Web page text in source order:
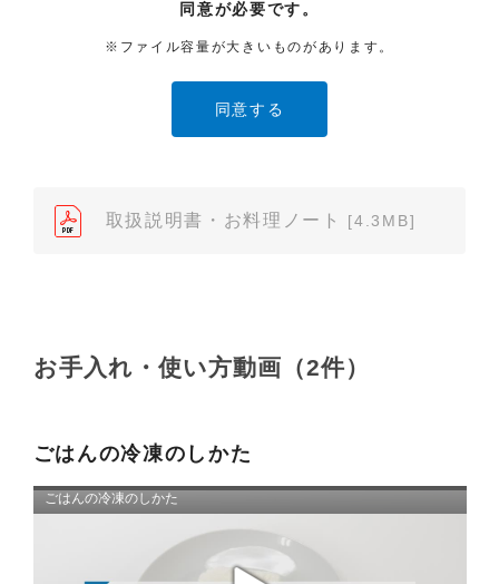
合に限り、閲覧またはダウンロードすることができ
ます。それ以外の目的での閲覧またはダウンロード
たり、また、配布することはできません。
（2）本サイトでは、データ提供が可能な取扱説明書
売店、また弊社「お客様ご相談センター」まで、ご
依頼いただきますようお願いします（※）。ただ
（3）本サイトに掲載されている取扱説明書の対象機
種が、生産中止などの理由でご購入できない場合も
（※）みまもりほっとラインサービスでご使用され
弊社「みまもりほっとライン相談窓口
い合わせくださいますようお願いします。
２．取扱説明書の内容について
同意が必要です。
※ファイル容量が大きいものがあります。
取扱説明書・お料理ノート [4.3MB]
お手入れ・使い方動画（2件）
ごはんの冷凍のしかた